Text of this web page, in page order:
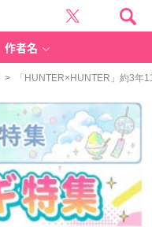
作者名
> 「HUNTER×HUNTER」約3年